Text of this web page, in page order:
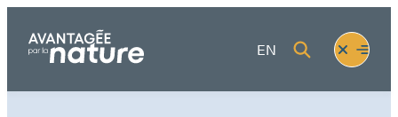
contenu
EN
Fermer
le
menu
Ouvrir
le